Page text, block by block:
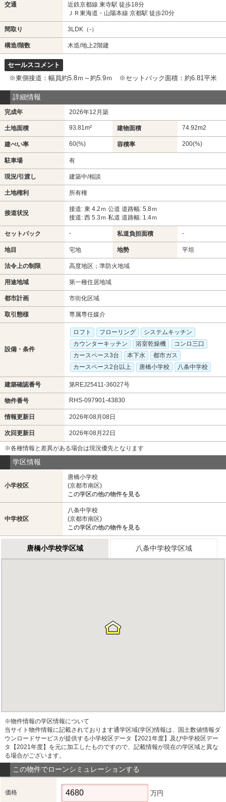
交通
近鉄京都線 東寺駅 徒歩18分
ＪＲ東海道・山陽本線 京都駅 徒歩20分
間取り 3LDK（-）
構造/階数 木造/地上2階建
セールスコメント
※東側接道：幅員約5.8ｍ～約5.9ｍ ※セットバック面積：約6.81平米
詳細情報
完成年 2026年12月築
土地面積 93.81m² 建物面積 74.92m2
建ぺい率 60(%) 容積率 200(%)
駐車場 有
現況/引渡し 建築中/相談
土地権利 所有権
接道状況
接道: 東 4.2ｍ 公道 道路幅: 5.8ｍ
接道: 西 5.3ｍ 私道 道路幅: 1.4ｍ
セットバック - 私道負担面積 -
地目 宅地 地勢 平坦
法令上の制限 高度地区；準防火地域
用途地域 第一種住居地域
都市計画 市街化区域
取引態様 専属専任媒介
設備・条件
ロフト フローリング
システムキッチン
カウンターキッチン
浴室乾燥機
コンロ三口
カースペース3台
本下水
都市ガス
カースペース2台以上
唐橋小学校 八条中学校
建築確認番号 第REJ25411-36027号
物件番号 RHS-097901-43830
情報更新日 2026年08月08日
次回更新日 2026年08月22日
※各種情報と差異がある場合は現況優先となります
学区情報
小学校区
唐橋小学校
(京都市南区)
この学区の他の物件を見る
中学校区
八条中学校
(京都市南区)
この学区の他の物件を見る
唐橋小学校学区域 八条中学校学区域
※物件情報の学区情報について
当サイト物件情報に記載されております通学区域(学区)情報は、国土数値情報ダ
ウンロードサービスが提供する小学校区データ【2021年度】及び中学校区デー
タ【2021年度】を元に加工したものですので、記載情報が現在の学区域と異な
る場合がございます。
この物件でローンシミュレーションする
価格 万円